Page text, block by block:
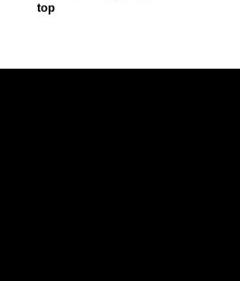
top